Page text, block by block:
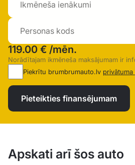
119.00 € /mēn.
Norādītajam ikmēneša maksājumam ir
Piekrītu brumbrumauto.lv privātuma
Pieteikties finansējumam
Apskati arī šos auto